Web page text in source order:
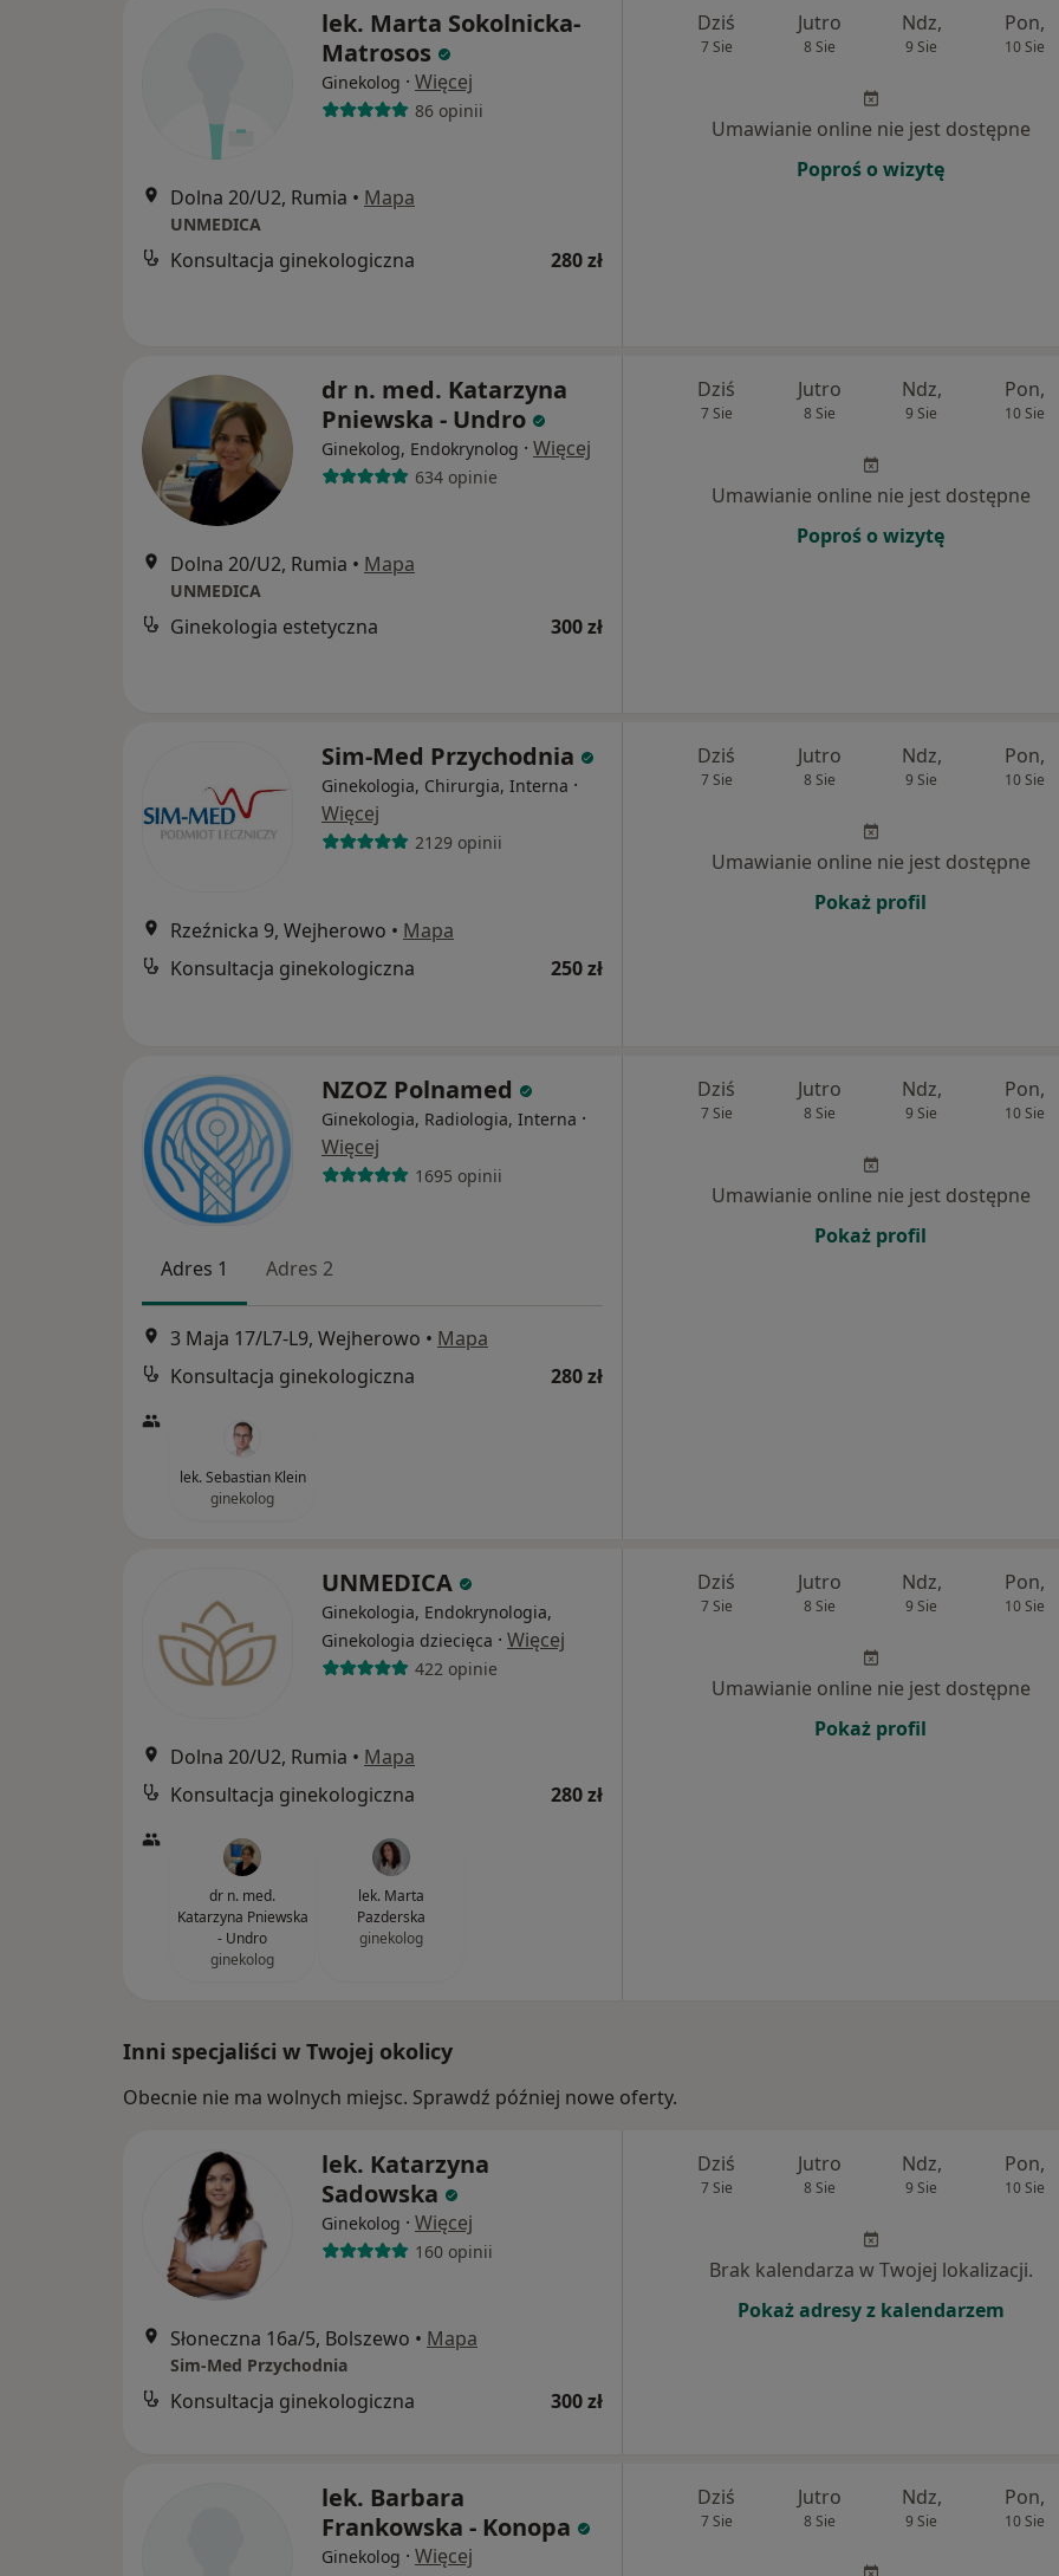
lek. Marta Sokolnicka-
Matrosos
Ginekolog · Więcej
86 opinii
Dolna 20/U2, Rumia • Mapa
UNMEDICA
Konsultacja ginekologiczna 280 zł
Dziś
7 Sie
Jutro
8 Sie
Ndz,
9 Sie
Pon,
10 Sie
Umawianie online nie jest dostępne
Poproś o wizytę
dr n. med. Katarzyna
Pniewska - Undro
Ginekolog, Endokrynolog · Więcej
634 opinie
Dolna 20/U2, Rumia • Mapa
UNMEDICA
Ginekologia estetyczna 300 zł
Dziś
7 Sie
Jutro
8 Sie
Ndz,
9 Sie
Pon,
10 Sie
Umawianie online nie jest dostępne
Poproś o wizytę
Sim-Med Przychodnia
Ginekologia, Chirurgia, Interna ·
Więcej
2129 opinii
Rzeźnicka 9, Wejherowo • Mapa
Konsultacja ginekologiczna
250 zł
Dziś
7 Sie
Jutro
8 Sie
Ndz,
9 Sie
Pon,
10 Sie
Umawianie online nie jest dostępne
Pokaż profil
NZOZ Polnamed
Ginekologia, Radiologia, Interna ·
Więcej
1695 opinii
Adres 1 Adres 2
3 Maja 17/L7-L9, Wejherowo • Mapa
Konsultacja ginekologiczna
280 zł
lek. Sebastian Klein
ginekolog
Dziś
7 Sie
Jutro
8 Sie
Ndz,
9 Sie
Pon,
10 Sie
Umawianie online nie jest dostępne
Pokaż profil
UNMEDICA
Ginekologia, Endokrynologia,
Ginekologia dziecięca · Więcej
422 opinie
Dolna 20/U2, Rumia • Mapa
Konsultacja ginekologiczna
280 zł
dr n. med.
Katarzyna Pniewska
- Undro
ginekolog
lek. Marta
Pazderska
ginekolog
Dziś
7 Sie
Jutro
8 Sie
Ndz,
9 Sie
Pon,
10 Sie
Umawianie online nie jest dostępne
Pokaż profil
Inni specjaliści w Twojej okolicy
Obecnie nie ma wolnych miejsc. Sprawdź później nowe oferty.
lek. Katarzyna
Sadowska
Ginekolog · Więcej
160 opinii
Słoneczna 16a/5, Bolszewo • Mapa
Sim-Med Przychodnia
Konsultacja ginekologiczna 300 zł
Dziś
7 Sie
Jutro
8 Sie
Ndz,
9 Sie
Pon,
10 Sie
Brak kalendarza w Twojej lokalizacji.
Pokaż adresy z kalendarzem
lek. Barbara
Frankowska - Konopa
Ginekolog · Więcej
Dziś
7 Sie
Jutro
8 Sie
Ndz,
9 Sie
Pon,
10 Sie